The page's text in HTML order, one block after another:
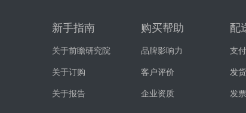
新手指南
关于前瞻研究院
关于订购
关于报告
购买帮助
品牌影响力
客户评价
企业资质
配
支
发
发